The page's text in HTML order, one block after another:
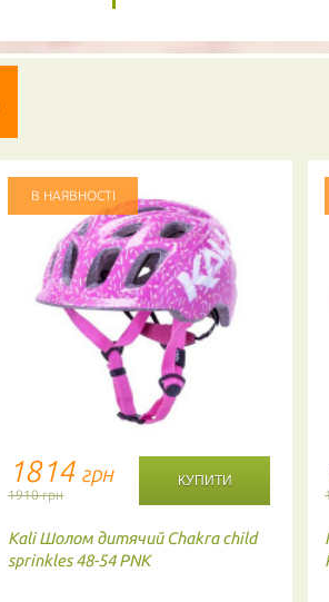
В НАЯВНОСТІ
1814 грн
1910 грн
Kali Шолом дитячий Chakra child
sprinkles 48-54 PNK
ПОВІДОМИТИ ПРО
ТОВАРУ
НОМЕР МОБ. ТЕЛЕФОНУ
АКТУАЛЬНІСТЬ
- обов'язково до заповнення